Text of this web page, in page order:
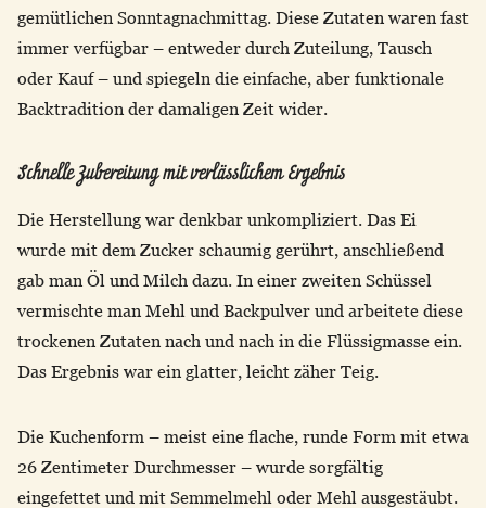
gemütlichen Sonntagnachmittag. Diese Zutaten waren fast
immer verfügbar – entweder durch Zuteilung, Tausch
oder Kauf – und spiegeln die einfache, aber funktionale
Backtradition der damaligen Zeit wider.
Schnelle Zubereitung mit verlässlichem Ergebnis
Die Herstellung war denkbar unkompliziert. Das Ei
wurde mit dem Zucker schaumig gerührt, anschließend
gab man Öl und Milch dazu. In einer zweiten Schüssel
vermischte man Mehl und Backpulver und arbeitete diese
trockenen Zutaten nach und nach in die Flüssigmasse ein.
Das Ergebnis war ein glatter, leicht zäher Teig.
Die Kuchenform – meist eine flache, runde Form mit etwa
26 Zentimeter Durchmesser – wurde sorgfältig
eingefettet und mit Semmelmehl oder Mehl ausgestäubt.